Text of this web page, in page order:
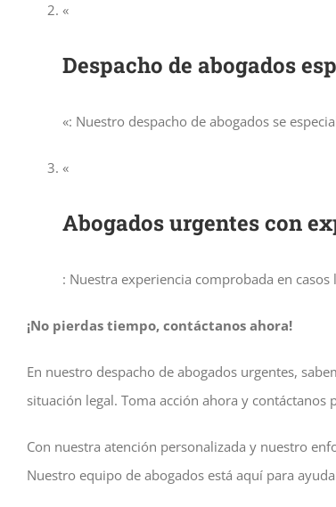
«
Despacho de abogados
«: Nuestro despacho de abogados se
«
Abogados urgentes con
: Nuestra experiencia comprobada en
¡No pierdas tiempo, contáctanos ahora!
En nuestro despacho de abogados urgentes,
situación legal. Toma acción ahora y
Con nuestra atención personalizada y nuestro
Nuestro equipo de abogados está aquí para